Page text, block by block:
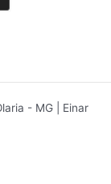
- MG | Einar